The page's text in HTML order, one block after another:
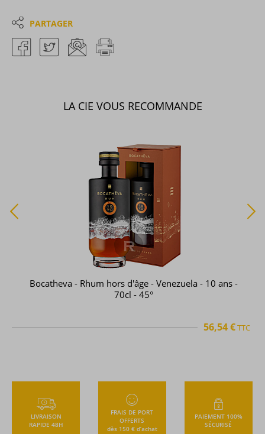
PARTAGER
LA CIE VOUS RECOMMANDE
Bocatheva - Rhum hors d'âge - Venezuela - 10 ans -
70cl - 45°
56,54 €TTC
LIVRAISON
RAPIDE 48H
FRAIS DE PORT
OFFERTS
dès 150 € d’achat
PAIEMENT 100%
SÉCURISÉ